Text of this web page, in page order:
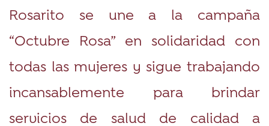
Rosarito se une a la campaña
“Octubre Rosa” en solidaridad con
todas las mujeres y sigue trabajando
incansablemente para brindar
servicios de salud de calidad a